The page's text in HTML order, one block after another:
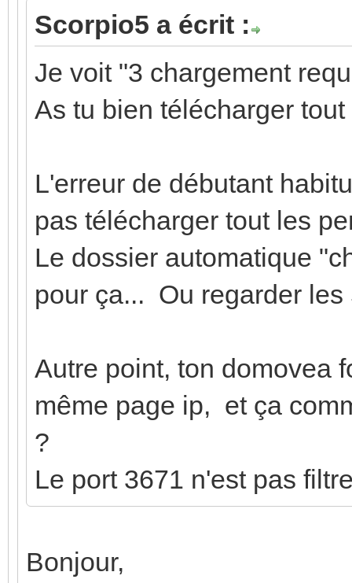
Scorpio5 a écrit :
Je voit "3 chargement
As tu bien télécharger
L'erreur de débutant
pas télécharger tout les
Le dossier automatique
pour ça... Ou regarder les
Autre point, ton domovea
même page ip, et ça
?
Le port 3671 n'est pas
Bonjour,